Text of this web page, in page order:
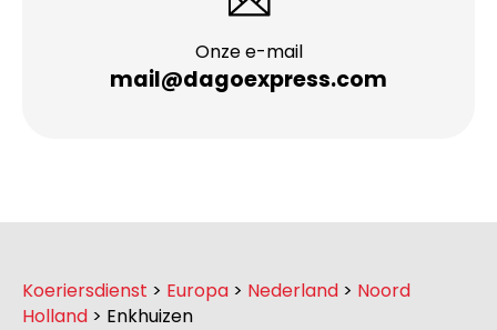
Onze e-mail
mail@dagoexpress.com
Koeriersdienst > Europa > Nederland > Noord
Holland > Enkhuizen